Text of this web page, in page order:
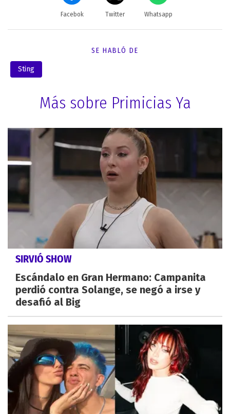
Facebok Twitter Whatsapp
SE HABLÓ DE
Sting
Más sobre Primicias Ya
SIRVIÓ SHOW
Escándalo en Gran Hermano: Campanita
perdió contra Solange, se negó a irse y
desafió al Big